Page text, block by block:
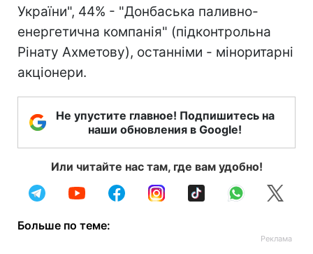
України", 44% - "Донбаська паливно-
енергетична компанія" (підконтрольна
Рінату Ахметову), останніми - міноритарні
акціонери.
Не упустите главное! Подпишитесь на
наши обновления в Google!
Или читайте нас там, где вам удобно!
Больше по теме: